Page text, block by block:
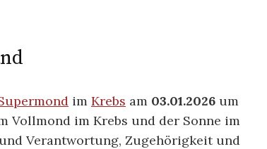
im Krebs am 03.01.2026 um
Vollmond im Krebs und der Sonne im
Verantwortung, Zugehörigkeit und